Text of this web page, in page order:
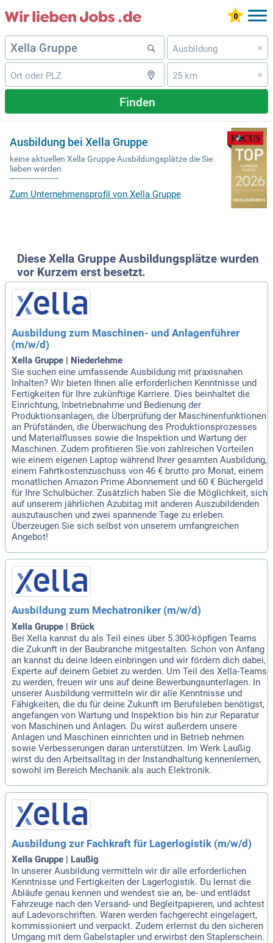
Ausbildung »
25 km »
Finden
Ausbildung bei Xella Gruppe
keine aktuellen Xella Gruppe Ausbildungsplätze die Sie
lieben werden
Zum Unternehmensprofil von Xella Gruppe
Diese Xella Gruppe Ausbildungsplätze wurden
vor Kurzem erst besetzt.
Ausbildung zum Maschinen- und Anlagenführer
(m/w/d)
Xella Gruppe | Niederlehme
Sie suchen eine umfassende Ausbildung mit praxisnahen
Inhalten? Wir bieten Ihnen alle erforderlichen Kenntnisse und
Fertigkeiten für Ihre zukünftige Karriere. Dies beinhaltet die
Einrichtung, Inbetriebnahme und Bedienung der
Produktionsanlagen, die Überprüfung der Maschinenfunktionen
an Prüfständen, die Überwachung des Produktionsprozesses
und Materialflusses sowie die Inspektion und Wartung der
Maschinen. Zudem profitieren Sie von zahlreichen Vorteilen
wie einem eigenen Laptop während Ihrer gesamten Ausbildung,
einem Fahrtkostenzuschuss von 46 € brutto pro Monat, einem
monatlichen Amazon Prime Abonnement und 60 € Büchergeld
für Ihre Schulbücher. Zusätzlich haben Sie die Möglichkeit, sich
auf unserem jährlichen Azubitag mit anderen Auszubildenden
auszutauschen und zwei spannende Tage zu erleben.
Überzeugen Sie sich selbst von unserem umfangreichen
Angebot!
Ausbildung zum Mechatroniker (m/w/d)
Xella Gruppe | Brück
Bei Xella kannst du als Teil eines über 5.300-köpfigen Teams
die Zukunft in der Baubranche mitgestalten. Schon von Anfang
an kannst du deine Ideen einbringen und wir fördern dich dabei,
Experte auf deinem Gebiet zu werden. Um Teil des Xella-Teams
zu werden, freuen wir uns auf deine Bewerbungsunterlagen. In
unserer Ausbildung vermitteln wir dir alle Kenntnisse und
Fähigkeiten, die du für deine Zukunft im Berufsleben benötigst,
angefangen von Wartung und Inspektion bis hin zur Reparatur
von Maschinen und Anlagen. Du wirst außerdem unsere
Anlagen und Maschinen einrichten und in Betrieb nehmen
sowie Verbesserungen daran unterstützen. Im Werk Laußig
wirst du den Arbeitsalltag in der Instandhaltung kennenlernen,
sowohl im Bereich Mechanik als auch Elektronik.
Ausbildung zur Fachkraft für Lagerlogistik (m/w/d)
Xella Gruppe | Laußig
In unserer Ausbildung vermitteln wir dir alle erforderlichen
Kenntnisse und Fertigkeiten der Lagerlogistik. Du lernst die
Abläufe genau kennen und wendest sie an, be- und entlädst
Fahrzeuge nach den Versand- und Begleitpapieren, und achtest
auf Ladevorschriften. Waren werden fachgerecht eingelagert,
kommissioniert und verpackt. Zudem erlernst du den sicheren
Umgang mit dem Gabelstapler und erwirbst den Staplerschein.